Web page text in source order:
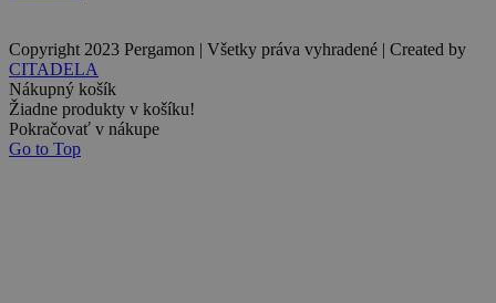
Copyright 2023 Pergamon | Všetky práva vyhradené | Created by
CITADELA
Nákupný košík
Žiadne produkty v košíku!
Pokračovať v nákupe
Go to Top